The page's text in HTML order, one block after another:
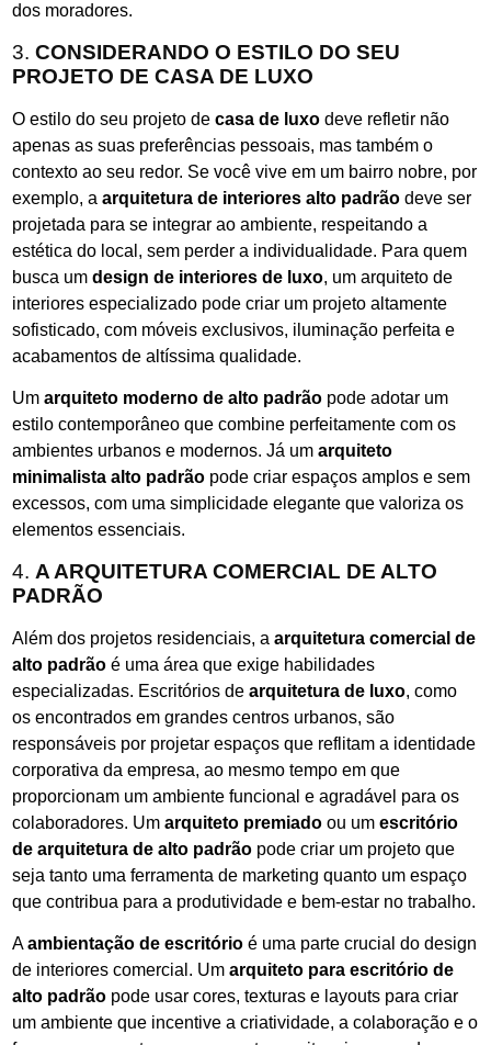
dos moradores.
3. CONSIDERANDO O ESTILO DO SEU
PROJETO DE CASA DE LUXO
O estilo do seu projeto de casa de luxo deve refletir não
apenas as suas preferências pessoais, mas também o
contexto ao seu redor. Se você vive em um bairro nobre, por
exemplo, a arquitetura de interiores alto padrão deve ser
projetada para se integrar ao ambiente, respeitando a
estética do local, sem perder a individualidade. Para quem
busca um design de interiores de luxo, um arquiteto de
interiores especializado pode criar um projeto altamente
sofisticado, com móveis exclusivos, iluminação perfeita e
acabamentos de altíssima qualidade.
Um arquiteto moderno de alto padrão pode adotar um
estilo contemporâneo que combine perfeitamente com os
ambientes urbanos e modernos. Já um arquiteto
minimalista alto padrão pode criar espaços amplos e sem
excessos, com uma simplicidade elegante que valoriza os
elementos essenciais.
4. A ARQUITETURA COMERCIAL DE ALTO
PADRÃO
Além dos projetos residenciais, a arquitetura comercial de
alto padrão é uma área que exige habilidades
especializadas. Escritórios de arquitetura de luxo, como
os encontrados em grandes centros urbanos, são
responsáveis por projetar espaços que reflitam a identidade
corporativa da empresa, ao mesmo tempo em que
proporcionam um ambiente funcional e agradável para os
colaboradores. Um arquiteto premiado ou um escritório
de arquitetura de alto padrão pode criar um projeto que
seja tanto uma ferramenta de marketing quanto um espaço
que contribua para a produtividade e bem-estar no trabalho.
Aambientação de escritório é uma parte crucial do design
de interiores comercial. Um arquiteto para escritório de
alto padrão pode usar cores, texturas e layouts para criar
um ambiente que incentive a criatividade, a colaboração e o